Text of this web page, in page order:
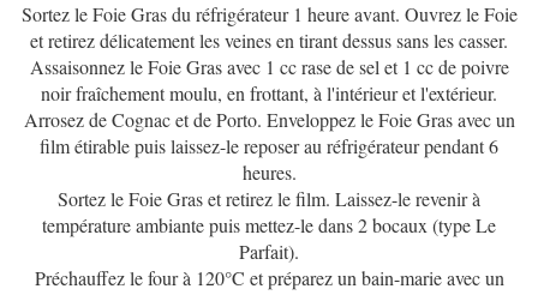
Sortez le Foie Gras du réfrigérateur 1 heure avant. Ouvrez le Foie
et retirez délicatement les veines en tirant dessus sans les casser.
Assaisonnez le Foie Gras avec 1 cc rase de sel et 1 cc de poivre
noir fraîchement moulu, en frottant, à l'intérieur et l'extérieur.
Arrosez de Cognac et de Porto. Enveloppez le Foie Gras avec un
film étirable puis laissez-le reposer au réfrigérateur pendant 6
heures.
Sortez le Foie Gras et retirez le film. Laissez-le revenir à
température ambiante puis mettez-le dans 2 bocaux (type Le
Parfait).
Préchauffez le four à 120°C et préparez un bain-marie avec un